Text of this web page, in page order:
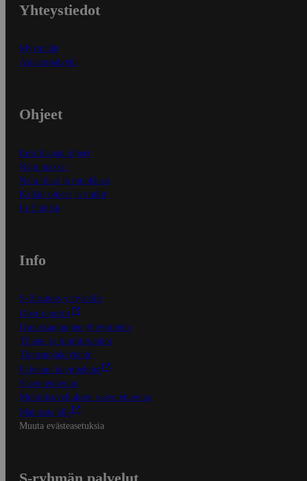
Yhteystiedot
Myymälät
Asiakaspalvelu
Ohjeet
Ensitilaajan ohjeet
Näin maksat
Näin tilaat ja muokkaat
Kaikki ohjeet ja vinkit
In English
Info
S-Business yrityksille
Oiva-raportit
Osuuskauppojen yhteystiedot
Tilaus- ja toimitusehdot
Tietosuojakäytäntö
Palvelun käyttöehdot
Saavutettavuus
Mobiilisovelluksen saavutettavuus
Mainostajalle
Muuta evästeasetuksia